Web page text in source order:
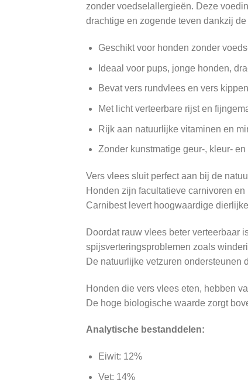
zonder voedselallergieën. Deze
drachtige en zogende teven dankzij
Geschikt voor honden zonder
Ideaal voor pups, jonge honden,
Bevat vers rundvlees en vers
Met licht verteerbare rijst en
Rijk aan natuurlijke vitaminen en
Zonder kunstmatige geur-, kleur- en
Vers vlees sluit perfect aan bij de
Honden zijn facultatieve carnivoren
Carnibest levert hoogwaardige
Doordat rauw vlees beter verteerbaar
spijsverteringsproblemen zoals
De natuurlijke vetzuren ondersteunen
Honden die vers vlees eten, hebben
De hoge biologische waarde zorgt
Analytische bestanddelen:
Eiwit: 12%
Vet: 14%